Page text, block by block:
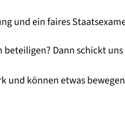
und ein faires
Dann schickt uns
und können etwas